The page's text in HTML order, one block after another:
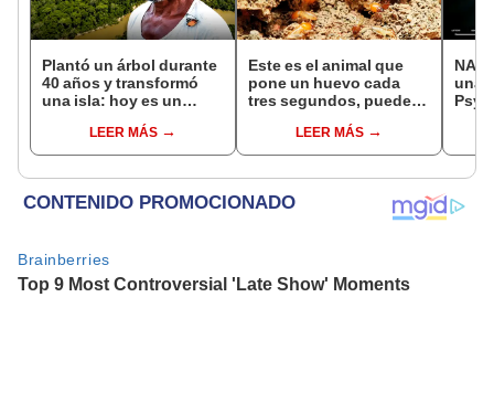
Plantó un árbol durante
40 años y transformó
una isla: hoy es un
más grande que el
Parque de las Leyendas
LEER MÁS
Este es el animal que
pone un huevo cada
tres segundos, puede
habita en casi todo el
planeta, excepto en la
LEER MÁS
una